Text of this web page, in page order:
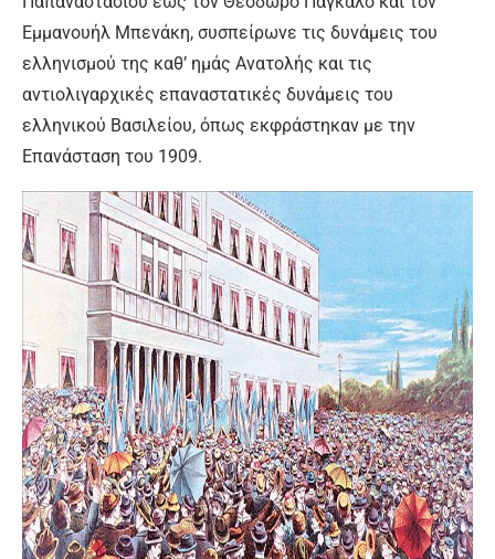
Εμμανουήλ Μπενάκη, συσπείρωνε τις δυνάμεις του
ελληνισμού της καθ’ ημάς Ανατολής και τις
αντιολιγαρχικές επαναστατικές δυνάμεις του
ελληνικού Βασιλείου, όπως εκφράστηκαν με την
Επανάσταση του 1909.